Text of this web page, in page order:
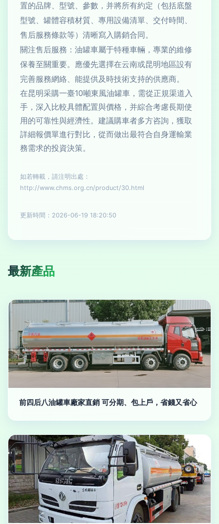
置的品牌、型號、參數，并將所有約定（包括底盤
型號、罐體容積材質、專用設備清單、交付時間、
售后服務條款等）清晰寫入購銷合同。
關注售后服務：油罐車屬于特種車輛，專業的維修
保養至關重要。應優先選擇在云南或昆明地區設有
完善服務網絡、能提供及時技術支持的供應商。
在昆明采購一臺10噸東風油罐車，需從正規渠道入
手，深入比較具體配置與價格，并綜合考慮長期使
用的可靠性與經濟性。建議購車者多方咨詢，獲取
詳細報價單進行對比，從而做出最符合自身運輸業
務需求的投資決策。
如若轉載，請注明出處：
http://www.chms.org.cn/product/30.html
更新時間：2026-06-19 18:20:50
最新產品
前四后八油罐車廠家直銷 可分期、包上戶，省錢又省心